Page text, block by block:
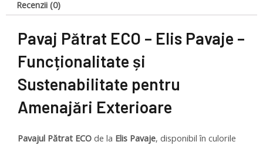
Recenzii (0)
Pavaj Pătrat ECO – Elis Pavaje –
Funcționalitate și
Sustenabilitate pentru
Amenajări Exterioare
Pavajul Pătrat ECO de la Elis Pavaje, disponibil în culorile